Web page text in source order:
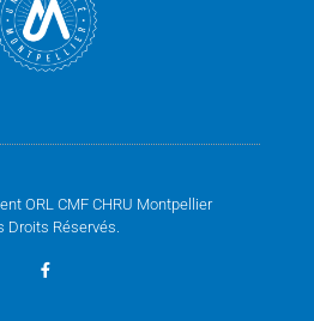
ORL CMF CHRU Montpellier
Droits Réservés.